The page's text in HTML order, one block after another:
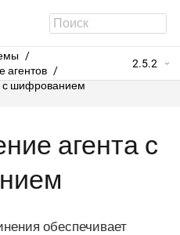
агентов
с шифрованием
2.5.2
агента с
обеспечивает